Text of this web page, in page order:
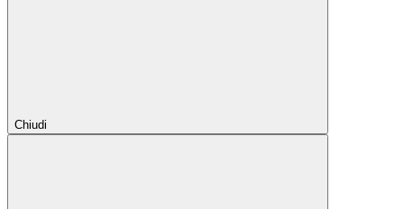
Chiudi